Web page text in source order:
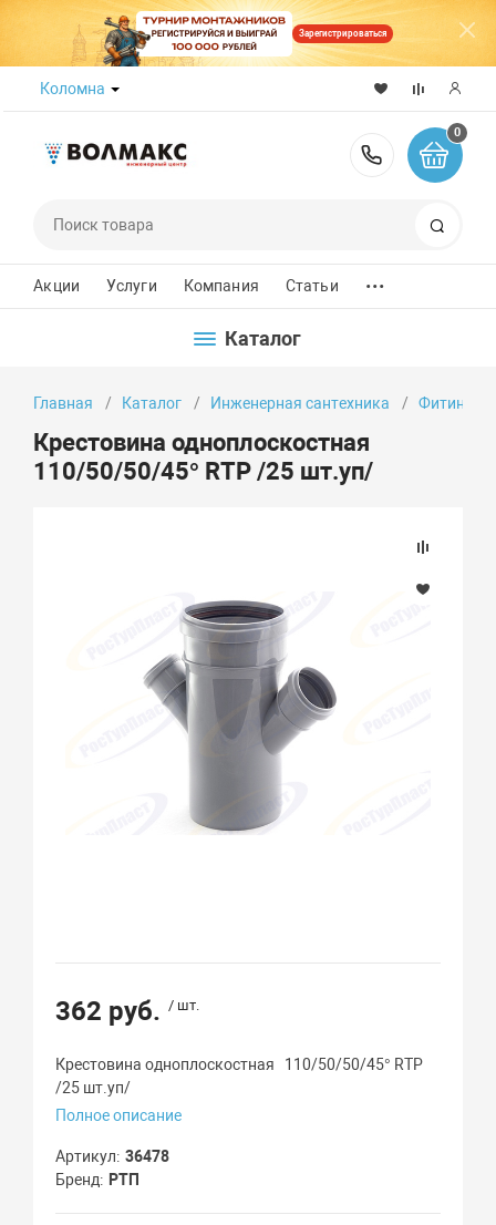
Зарегистрироваться
Коломна
8 (800)
0
Акции Услуги Компания Статьи ...
Каталог
Главная Каталог Инженерная сантехника Фитинги
Крестовина одноплоскостная
110/50/50/45° RTP /25 шт.уп/
362 руб. / шт.
Крестовина одноплоскостная 110/50/50/45° RTP
/25 шт.уп/
Полное описание
Артикул 36478
Бренд
РТП